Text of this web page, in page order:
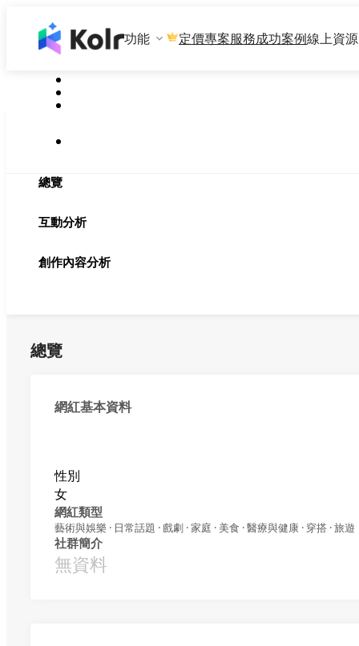
功能 定價專案服務成功案例線上資源
總覽
互動分析
創作內容分析
總覽
網紅基本資料
性別
女
網紅類型
藝術與娛樂 · 日常話題 · 戲劇 · 家庭 · 美食 · 醫療與健康 · 穿搭 · 旅遊
社群簡介
無資料